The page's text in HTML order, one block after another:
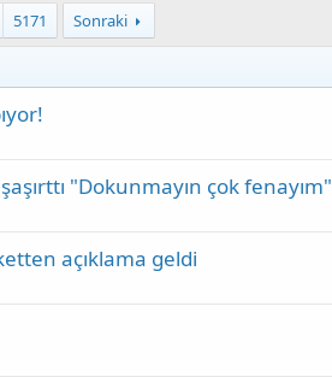
5171 Sonraki
"Dokunmayın çok fenayım"
açıklama geldi